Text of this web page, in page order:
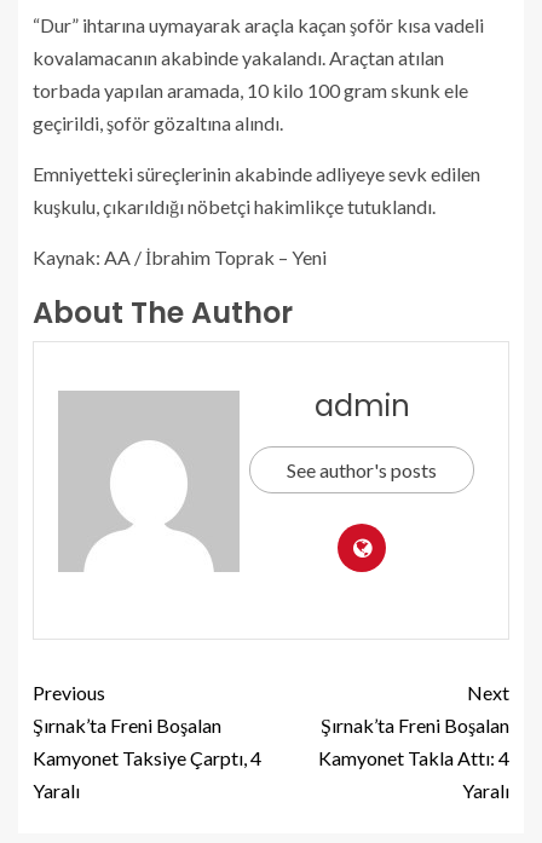
“Dur” ihtarına uymayarak araçla kaçan şoför kısa vadeli
kovalamacanın akabinde yakalandı. Araçtan atılan
torbada yapılan aramada, 10 kilo 100 gram skunk ele
geçirildi, şoför gözaltına alındı.
Emniyetteki süreçlerinin akabinde adliyeye sevk edilen
kuşkulu, çıkarıldığı nöbetçi hakimlikçe tutuklandı.
Kaynak: AA / İbrahim Toprak – Yeni
About The Author
admin
See author's posts
Previous
Şırnak’ta Freni Boşalan
Kamyonet Taksiye Çarptı, 4
Yaralı
Next
Şırnak’ta Freni Boşalan
Kamyonet Takla Attı: 4
Yaralı